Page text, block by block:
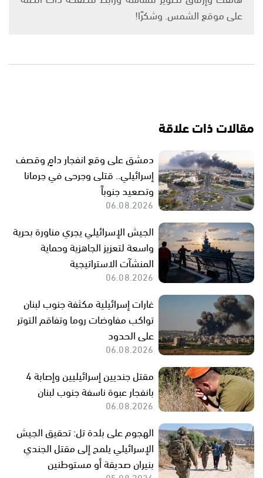
على موقع الشمس. وشكرًا!
مقالات ذات علاقة
دمشق على وقع انفجار دامٍ وقصف
إسرائيلي.. قتلى وجرحى في جرمانا
وتصعيد جنوباً
06.08.2026
الجيش الإسرائيلي يجري مناورة بحرية
واسعة لتعزيز الجاهزية وحماية
المنشآت الاستراتيجية
06.08.2026
غارات إسرائيلية مكثفة جنوب لبنان
تواكب مفاوضات روما وتفاقم التوتر
على الحدود
06.08.2026
مقتل جنديين إسرائيليين وإصابة 4
بانفجار عبوة ناسفة جنوب لبنان
06.08.2026
الهجوم على بلدة تل: تحقيق الجيش
الإسرائيلي يلمح إلى مقتل الجندي
بنيران صديقة أو مستوطنين